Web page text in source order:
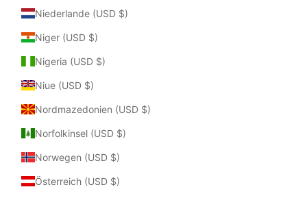
Niederlande (USD $)
Niger (USD $)
Nigeria (USD $)
Niue (USD $)
Nordmazedonien (USD $)
Norfolkinsel (USD $)
Norwegen (USD $)
Österreich (USD $)